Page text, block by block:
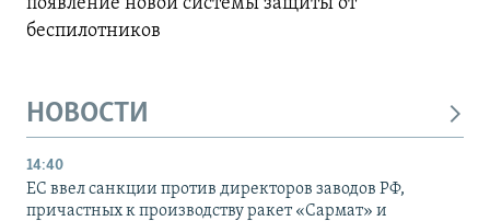
беспилотников
НОВОСТИ
14:40
ЕС ввел санкции против директоров заводов РФ,
причастных к производству ракет «Сармат» и